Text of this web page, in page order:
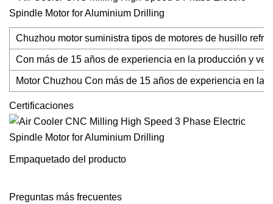
Chuzhou motor suministra tipos de motores de husillo
Con más de 15 años de experiencia en la producción y
Motor Chuzhou Con más de 15 años de experiencia en
Certificaciones
Empaquetado del producto
Preguntas más frecuentes